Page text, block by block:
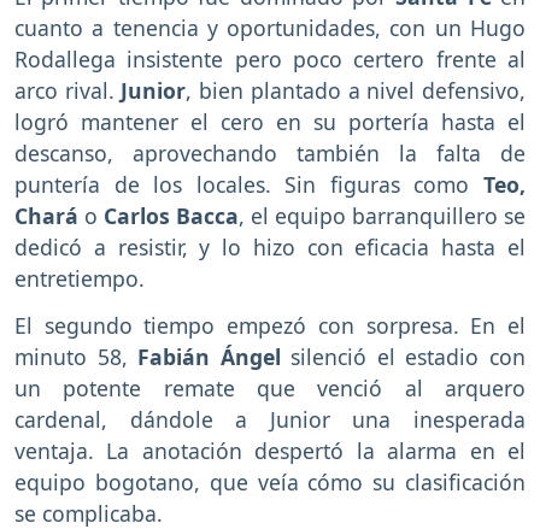
cuanto a tenencia y oportunidades, con un Hugo
Rodallega insistente pero poco certero frente al
arco rival. Junior, bien plantado a nivel defensivo,
logró mantener el cero en su portería hasta el
descanso, aprovechando también la falta de
puntería de los locales. Sin figuras como Teo,
Chará o Carlos Bacca, el equipo barranquillero se
dedicó a resistir, y lo hizo con eficacia hasta el
entretiempo.
El segundo tiempo empezó con sorpresa. En el
minuto 58, Fabián Ángel silenció el estadio con
un potente remate que venció al arquero
cardenal, dándole a Junior una inesperada
ventaja. La anotación despertó la alarma en el
equipo bogotano, que veía cómo su clasificación
se complicaba.